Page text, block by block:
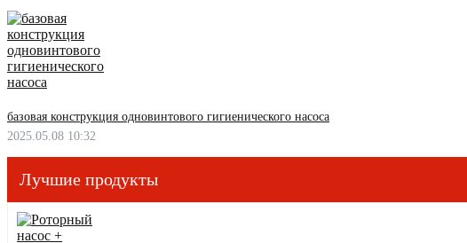
базовая конструкция одновинтового гигиенического насоса
2025.05.08 10:32
Лучшие продукты